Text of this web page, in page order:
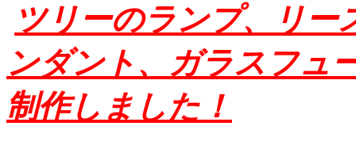
ツリーのランプ、リー
ンダント、ガラスフュ
制作しました！